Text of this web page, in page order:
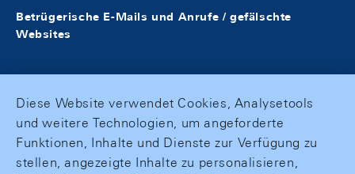
Betrügerische E-Mails und Anrufe / gefälschte
Websites
Diese Website verwendet Cookies, Analysetools
und weitere Technologien, um angeforderte
Funktionen, Inhalte und Dienste zur Verfügung zu
stellen, angezeigte Inhalte zu personalisieren,